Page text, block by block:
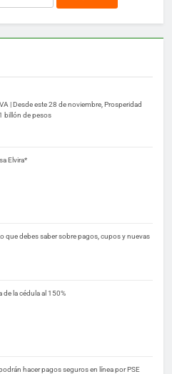
| Desde este 28 de noviembre, Prosperidad
billón de pesos
Elvira*
que debes saber sobre pagos, cupos y nuevas
de la cédula al 150%
hacer pagos seguros en línea por PSE